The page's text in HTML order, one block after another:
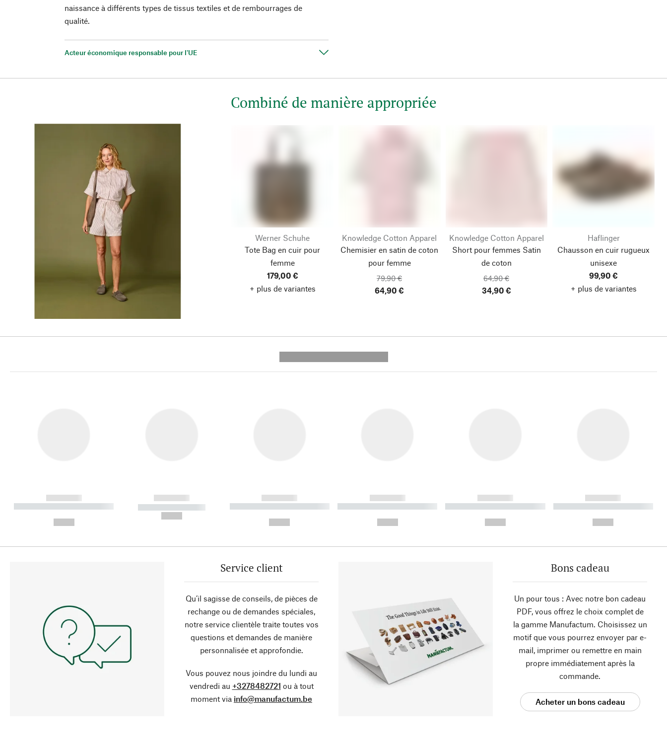
naissance à différents types de tissus textiles et de rembourrages de
qualité.
Acteur économique responsable pour l'UE
Combiné de manière appropriée
Werner Schuhe
Tote Bag en cuir pour
femme
179,00 €
+ plus de variantes
Knowledge Cotton Apparel
Chemisier en satin de coton
pour femme
79,90 €
64,90 €
Knowledge Cotton Apparel
Short pour femmes Satin
de coton
64,90 €
34,90 €
Haflinger
Chausson en cuir rugueux
unisexe
99,90 €
+ plus de variantes
------------
----------- ----------- ----------
------------
----------- -----------
------------
----------- ----------- ----------
------------
----------- ----------- ----------
------------
----------- ----------- ----------
------------
----------- ----------- ----------
Service client
Qu’il sagisse de conseils, de pièces de
rechange ou de demandes spéciales,
notre service clientèle traite toutes vos
questions et demandes de manière
personnalisée et approfondie.
Vous pouvez nous joindre du lundi au
vendredi au +3278482721 ou à tout
moment via info@manufactum.be
Bons cadeau
Un pour tous : Avec notre bon cadeau
PDF, vous offrez le choix complet de
la gamme Manufactum. Choisissez un
motif que vous pourrez envoyer par e-
mail, imprimer ou remettre en main
propre immédiatement après la
commande.
Acheter un bons cadeau